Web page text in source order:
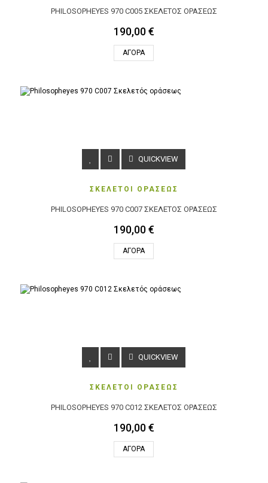
PHILOSOPHEYES 970 C005 ΣΚΕΛΕΤΌΣ ΟΡΆΣΕΩΣ
190,00 €
ΑΓΟΡΆ
QUICKVIEW
ΣΚΕΛΕΤΟΙ ΟΡΑΣΕΩΣ
PHILOSOPHEYES 970 C007 ΣΚΕΛΕΤΌΣ ΟΡΆΣΕΩΣ
190,00 €
ΑΓΟΡΆ
QUICKVIEW
ΣΚΕΛΕΤΟΙ ΟΡΑΣΕΩΣ
PHILOSOPHEYES 970 C012 ΣΚΕΛΕΤΌΣ ΟΡΆΣΕΩΣ
190,00 €
ΑΓΟΡΆ